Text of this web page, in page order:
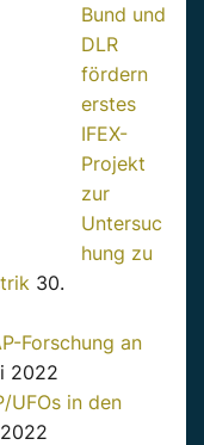
Bund und
DLR
fördern
erstes
IFEX-
Projekt
zur
Untersuc
hung zu
30.
Forschung an
2022
UFOs in den